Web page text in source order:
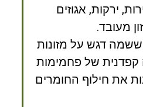
ירקות, אגוזים
מעובד.
דגש על מזונות
קפדנית של פחמימות
את חילוף החומרים